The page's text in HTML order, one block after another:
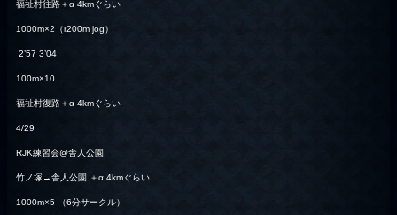
福祉村往路＋α 4kmぐらい
1000m×2（r200m jog）
2’57 3’04
100m×10
福祉村復路＋α 4kmぐらい
4/29
RJK練習会@舎人公園
竹ノ塚→舎人公園 ＋α 4kmぐらい
1000m×5 （6分サークル）